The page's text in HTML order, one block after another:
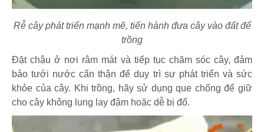
Rễ cây phát triển mạnh mẽ, tiến hành đưa cây vào đất để
trồng
Đặt chậu ở nơi râm mát và tiếp tục chăm sóc cây, đảm
bảo tưới nước cẩn thận để duy trì sự phát triển và sức
khỏe của cây. Khi trồng, hãy sử dụng que chống để giữ
cho cây không lung lay đậm hoặc dễ bị đổ.